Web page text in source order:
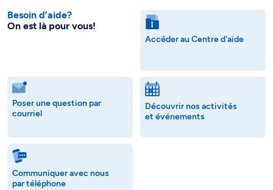
Besoin d’aide?
On est là pour vous!
Accéder au Centre d'aide
Poser une question par
courriel
Découvrir nos activités
et événements
Communiquer avec nous
par téléphone